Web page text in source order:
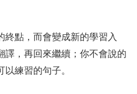
點，而會變成新的學習入
譯，再回來繼續；你不會說的
練習的句子。